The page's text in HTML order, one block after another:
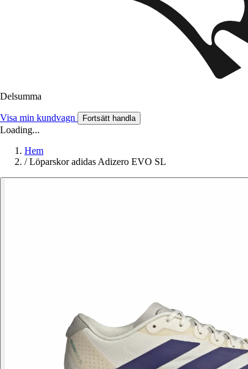
Delsumma
Visa min kundvagn Fortsätt handla
Loading...
Hem
/ Löparskor adidas Adizero EVO SL